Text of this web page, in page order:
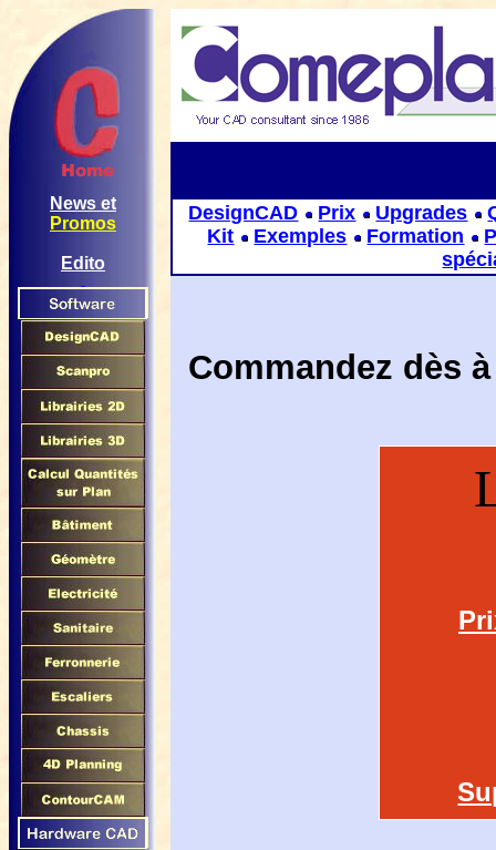
News et
Promos
Edito
DesignCAD Prix Upgrades
Kit
Exemples Formation
Commandez dès